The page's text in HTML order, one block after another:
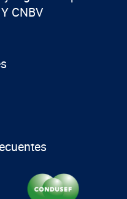
CNBV